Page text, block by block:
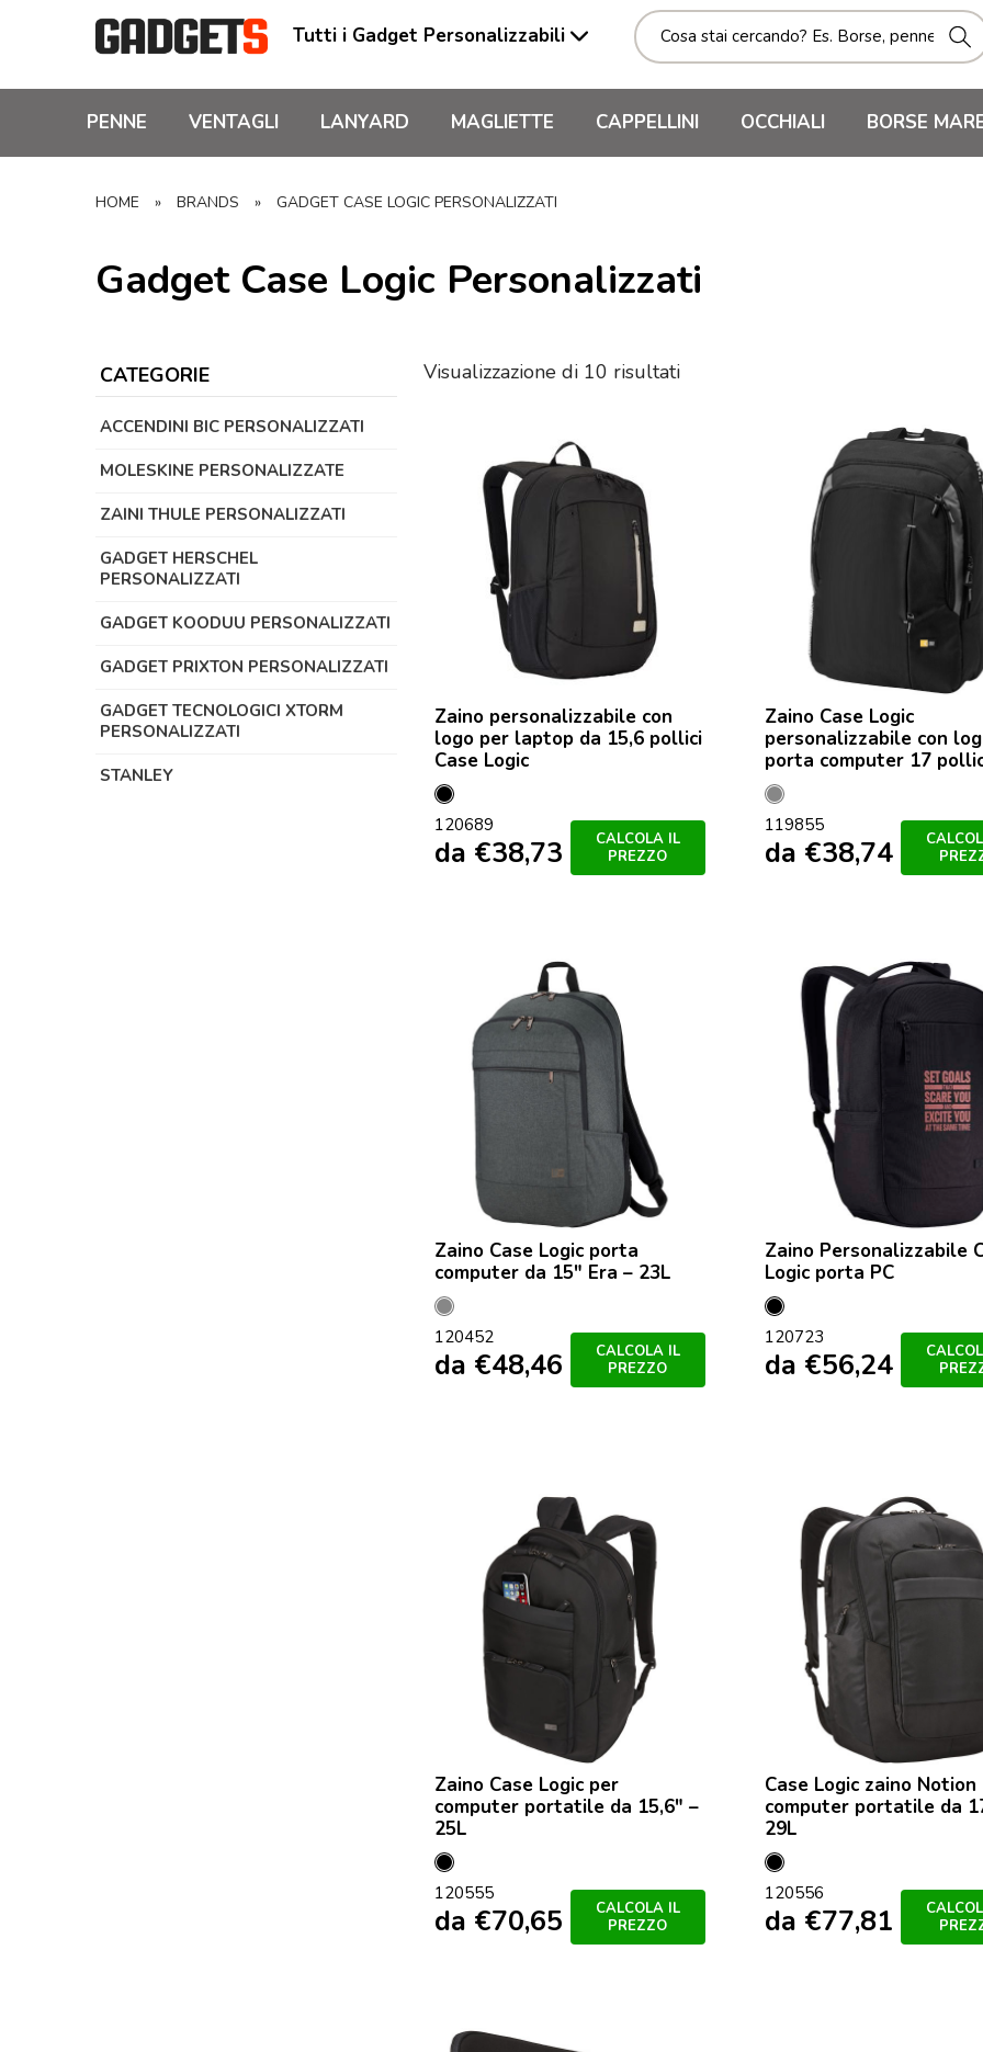
Tutti i Gadget Personalizzabili
PENNE VENTAGLI LANYARD MAGLIETTE CAPPELLINI OCCHIALI BORSE
HOME » BRANDS » GADGET CASE LOGIC PERSONALIZZATI
Gadget Case Logic Personalizzati
CATEGORIE
ACCENDINI BIC PERSONALIZZATI
MOLESKINE PERSONALIZZATE
ZAINI THULE PERSONALIZZATI
GADGET HERSCHEL
PERSONALIZZATI
GADGET KOODUU PERSONALIZZATI
GADGET PRIXTON PERSONALIZZATI
GADGET TECNOLOGICI XTORM
PERSONALIZZATI
STANLEY
Visualizzazione di 10 risultati
Zaino personalizzabile con
logo per laptop da 15,6 pollici
Case Logic
Nero
120689
da €38,73
CALCOLA IL
PREZZO
Zaino Case Logic
personalizzabile con
porta computer 17
Nero
/
Grigio
119855
da €38,74
Zaino Case Logic porta
computer da 15″ Era – 23L
Grigio
Melange
120452
da €48,46
CALCOLA IL
PREZZO
Zaino Personalizzabile
Logic porta PC
Nero
120723
da €56,24
Zaino Case Logic per
computer portatile da 15,6″ –
25L
Nero
120555
da €70,65
CALCOLA IL
PREZZO
Case Logic zaino Notion
computer portatile da
29L
Nero
120556
da €77,81